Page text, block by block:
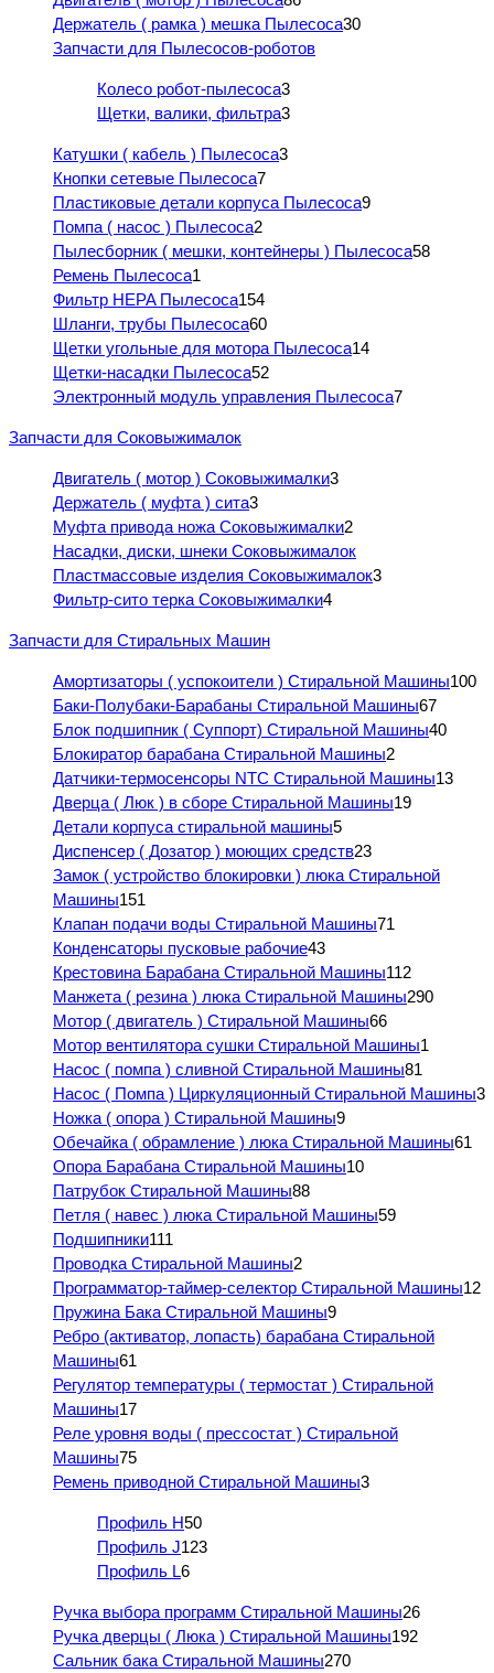
Держатель ( рамка ) мешка Пылесоса30
Запчасти для Пылесосов-роботов
Колесо робот-пылесоса3
Щетки, валики, фильтра3
Катушки ( кабель ) Пылесоса3
Кнопки сетевые Пылесоса7
Пластиковые детали корпуса Пылесоса9
Помпа ( насос ) Пылесоса2
Пылесборник ( мешки, контейнеры ) Пылесоса58
Ремень Пылесоса1
Фильтр HEPA Пылесоса154
Шланги, трубы Пылесоса60
Щетки угольные для мотора Пылесоса14
Щетки-насадки Пылесоса52
Электронный модуль управления Пылесоса7
Запчасти для Соковыжималок
Двигатель ( мотор ) Соковыжималки3
Держатель ( муфта ) сита3
Муфта привода ножа Соковыжималки2
Насадки, диски, шнеки Соковыжималок
Пластмассовые изделия Соковыжималок3
Фильтр-сито терка Соковыжималки4
Запчасти для Стиральных Машин
Амортизаторы ( успокоители ) Стиральной Машины100
Баки-Полубаки-Барабаны Стиральной Машины67
Блок подшипник ( Суппорт) Стиральной Машины40
Блокиратор барабана Стиральной Машины2
Датчики-термосенсоры NTC Стиральной Машины13
Дверца ( Люк ) в сборе Стиральной Машины19
Детали корпуса стиральной машины5
Диспенсер ( Дозатор ) моющих средств23
Замок ( устройство блокировки ) люка Стиральной
Машины151
Клапан подачи воды Стиральной Машины71
Конденсаторы пусковые рабочие43
Крестовина Барабана Стиральной Машины112
Манжета ( резина ) люка Стиральной Машины290
Мотор ( двигатель ) Стиральной Машины66
Мотор вентилятора сушки Стиральной Машины1
Насос ( помпа ) сливной Стиральной Машины81
Насос ( Помпа ) Циркуляционный Стиральной Машины3
Ножка ( опора ) Стиральной Машины9
Обечайка ( обрамление ) люка Стиральной Машины61
Опора Барабана Стиральной Машины10
Патрубок Стиральной Машины88
Петля ( навес ) люка Стиральной Машины59
Подшипники111
Проводка Стиральной Машины2
Программатор-таймер-селектор Стиральной Машины12
Пружина Бака Стиральной Машины9
Ребро (активатор, лопасть) барабана Стиральной
Машины61
Регулятор температуры ( термостат ) Стиральной
Машины17
Реле уровня воды ( прессостат ) Стиральной
Машины75
Ремень приводной Стиральной Машины3
Профиль H50
Профиль J123
Профиль L6
Ручка выбора программ Стиральной Машины26
Ручка дверцы ( Люка ) Стиральной Машины192
Сальник бака Стиральной Машины270